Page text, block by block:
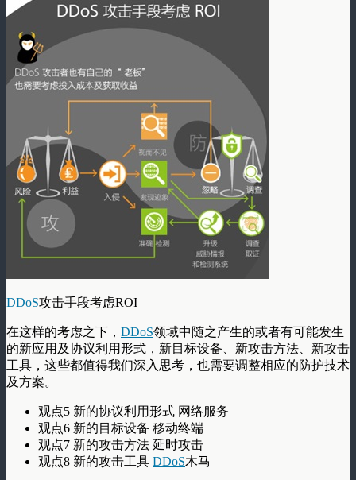
DDoS攻击手段考虑ROI
在这样的考虑之下， DDoS领域中随之产生的或者有可能发生
的新应用及协议利用形式，新目标设备、新攻击方法、新攻击
工具，这些都值得我们深入思考，也需要调整相应的防护技术
及方案。
观点5 新的协议利用形式 网络服务
观点6 新的目标设备 移动终端
观点7 新的攻击方法 延时攻击
观点8 新的攻击工具 DDoS木马